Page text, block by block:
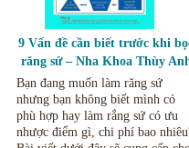
9 Vấn đề cần biết trước khi
răng sứ – Nha Khoa Thùy
Thái Nguyên
Bạn đang muốn làm răng sứ
nhưng bạn không biết mình có
phù hợp hay làm rắng sứ có ưu
nhược điểm gì, chi phí bao